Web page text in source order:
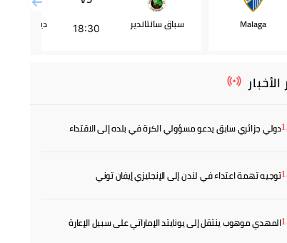
Malaga سباق سانتاندير 18:30 ديبورتيفو
الأخبار
دولي جزائري سابق يدعو مسؤولي الكرة في بلده إلى الاقتداء
توجيه تهمة اعتداء في لندن إلى الإنجليزي إيفان توني
المهدي موهوب ينتقل إلى يونايتد الإماراتي على سبيل الإعارة